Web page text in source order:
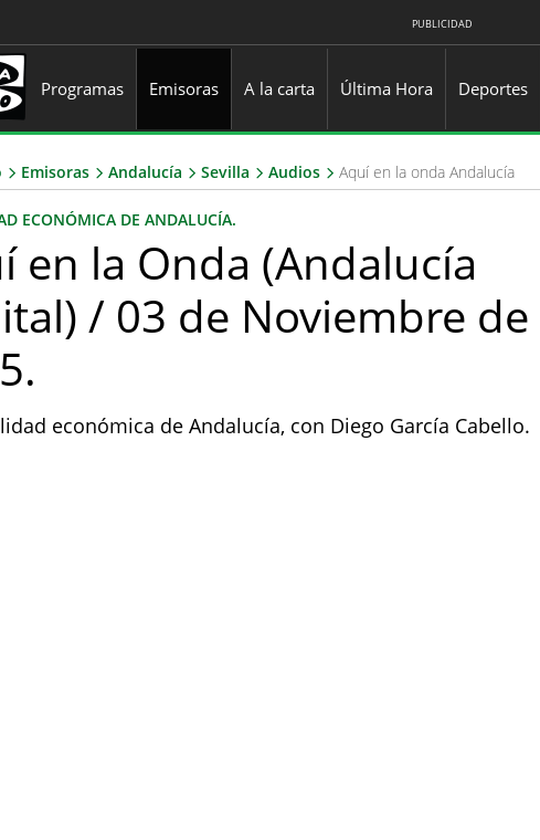
PUBLICIDAD
Programas Emisoras A la carta Última Hora Deportes
Emisoras Andalucía Sevilla Audios Aquí en la onda Andalucía
ECONÓMICA DE ANDALUCÍA.
en la Onda (Andalucía
/ 03 de Noviembre de
económica de Andalucía, con Diego García Cabello.